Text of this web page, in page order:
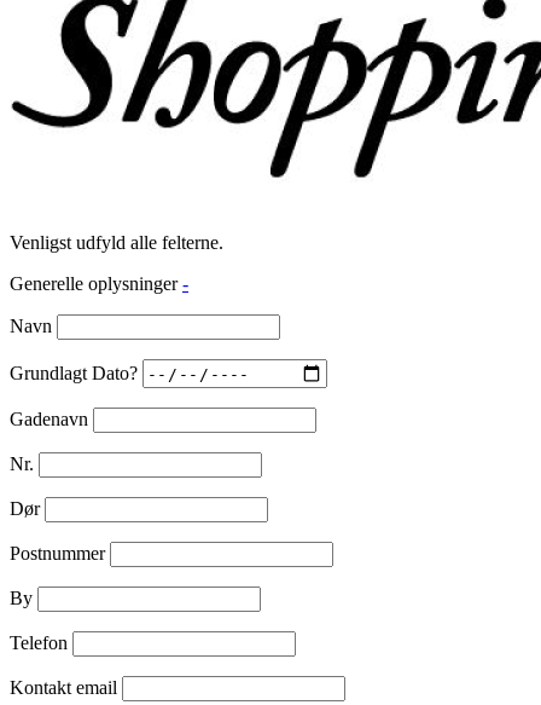
Venligst udfyld alle felterne.
Generelle oplysninger -
Navn
Grundlagt Dato?
Gadenavn
Nr.
Dør
Postnummer
By
Telefon
Kontakt email